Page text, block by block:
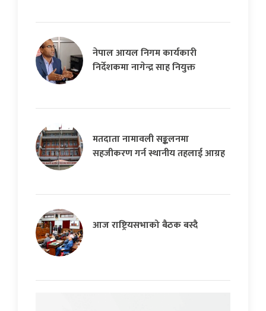
नेपाल आयल निगम कार्यकारी
निर्देशकमा नागेन्द्र साह नियुक्त
मतदाता नामावली सङ्कलनमा
सहजीकरण गर्न स्थानीय तहलाई आग्रह
आज राष्ट्रियसभाको बैठक बस्दै